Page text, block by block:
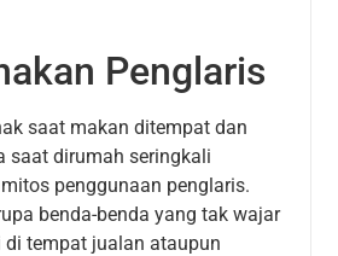
Penglaris
saat makan ditempat dan
saat dirumah seringkali
penggunaan penglaris.
benda-benda yang tak wajar
di tempat jualan ataupun